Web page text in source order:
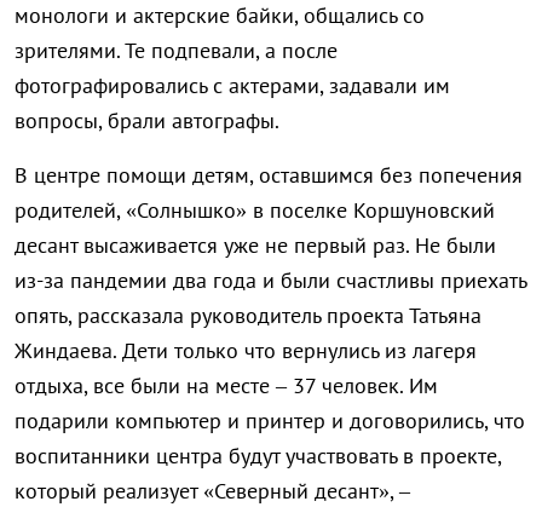
монологи и актерские байки, общались со
зрителями. Те подпевали, а после
фотографировались с актерами, задавали им
вопросы, брали автографы.
В центре помощи детям, оставшимся без попечения
родителей, «Солнышко» в поселке Коршуновский
десант высаживается уже не первый раз. Не были
из-за пандемии два года и были счастливы приехать
опять, рассказала руководитель проекта Татьяна
Жиндаева. Дети только что вернулись из лагеря
отдыха, все были на месте – 37 человек. Им
подарили компьютер и принтер и договорились, что
воспитанники центра будут участвовать в проекте,
который реализует «Северный десант», –